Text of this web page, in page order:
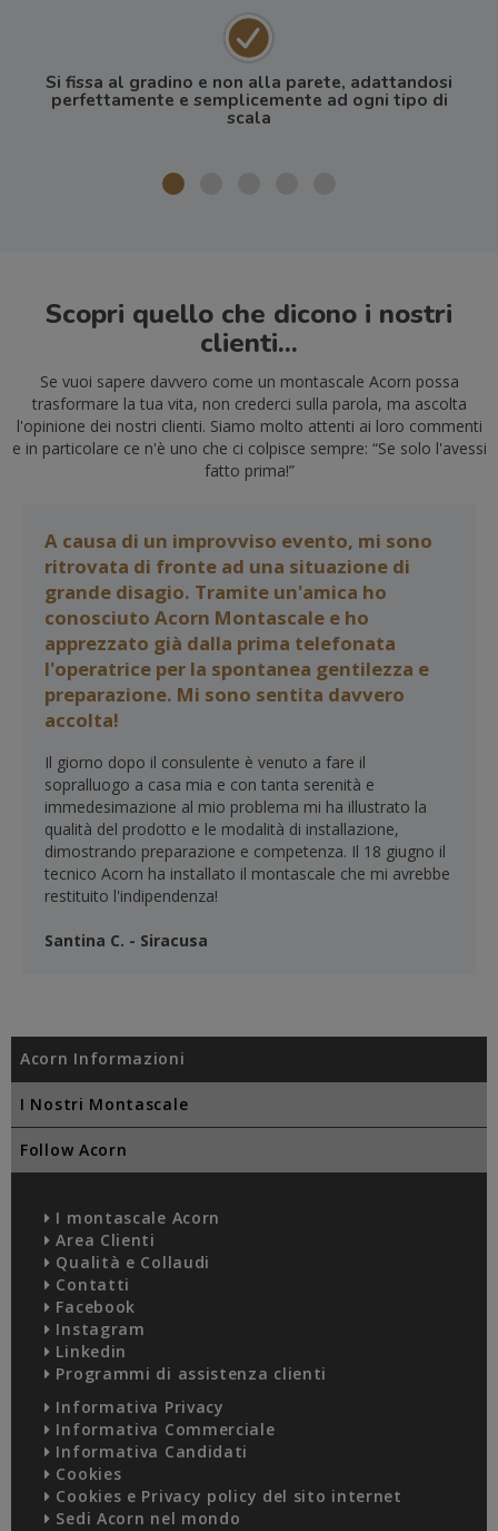
Si fissa al gradino e non alla parete, adattandosi
perfettamente e semplicemente ad ogni tipo di
scala
Scopri quello che dicono i nostri
clienti...
Se vuoi sapere davvero come un montascale Acorn possa
trasformare la tua vita, non crederci sulla parola, ma ascolta
l'opinione dei nostri clienti. Siamo molto attenti ai loro commenti
e in particolare ce n'è uno che ci colpisce sempre: “Se solo l'avessi
fatto prima!”
A causa di un improvviso evento, mi sono
ritrovata di fronte ad una situazione di
grande disagio. Tramite un'amica ho
conosciuto Acorn Montascale e ho
apprezzato già dalla prima telefonata
l'operatrice per la spontanea gentilezza e
preparazione. Mi sono sentita davvero
accolta!
Il giorno dopo il consulente è venuto a fare il
sopralluogo a casa mia e con tanta serenità e
immedesimazione al mio problema mi ha illustrato la
qualità del prodotto e le modalità di installazione,
dimostrando preparazione e competenza. Il 18 giugno il
tecnico Acorn ha installato il montascale che mi avrebbe
restituito l'indipendenza!
Santina C. - Siracusa
Acorn Informazioni
I Nostri Montascale
Follow Acorn
I montascale Acorn
Area Clienti
Qualità e Collaudi
Contatti
Facebook
Instagram
Linkedin
Programmi di assistenza clienti
Informativa Privacy
Informativa Commerciale
Informativa Candidati
Cookies
Cookies e Privacy policy del sito internet
Sedi Acorn nel mondo